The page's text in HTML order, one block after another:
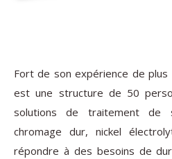
Fort de son expérience de plus
est une structure de 50
solutions de traitement de
chromage dur, nickel
répondre à des besoins de